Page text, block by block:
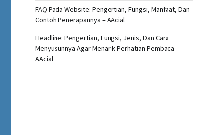
FAQ Pada Website: Pengertian, Fungsi, Manfaat, Dan
Contoh Penerapannya – AAcial
Headline: Pengertian, Fungsi, Jenis, Dan Cara
Menyusunnya Agar Menarik Perhatian Pembaca –
AAcial